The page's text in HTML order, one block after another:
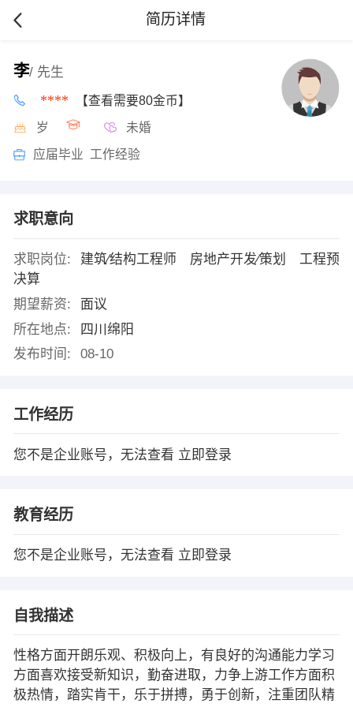
简历详情
李/ 先生
**** 【查看需要80金币】
岁 未婚
应届毕业 工作经验
求职意向
求职岗位:
建筑∕结构工程师 房地产开发∕策划 工程预
决算
期望薪资:
面议
所在地点:
四川绵阳
发布时间:
08-10
工作经历
您不是企业账号，无法查看 立即登录
教育经历
您不是企业账号，无法查看 立即登录
自我描述
性格方面开朗乐观、积极向上，有良好的沟通能力学习
方面喜欢接受新知识，勤奋进取，力争上游工作方面积
极热情，踏实肯干，乐于拼搏，勇于创新，注重团队精